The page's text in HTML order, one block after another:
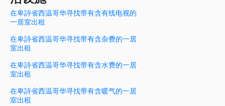
在卑詩省西温哥华寻找带有含有线电视的
一居室出租
在卑詩省西温哥华寻找带有含杂费的一居
室出租
在卑詩省西温哥华寻找带有含水费的一居
室出租
在卑詩省西温哥华寻找带有含暖气的一居
室出租